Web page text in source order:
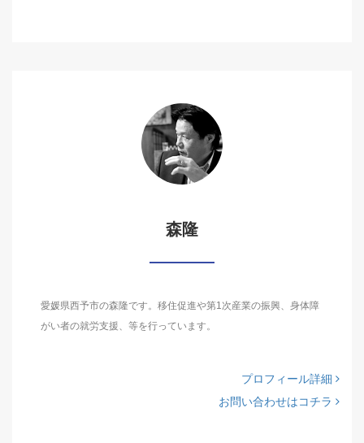
森隆
愛媛県西予市の森隆です。移住促進や第1次産業の振興、身体障
がい者の就労支援、等を行っています。
プロフィール詳細
お問い合わせはコチラ